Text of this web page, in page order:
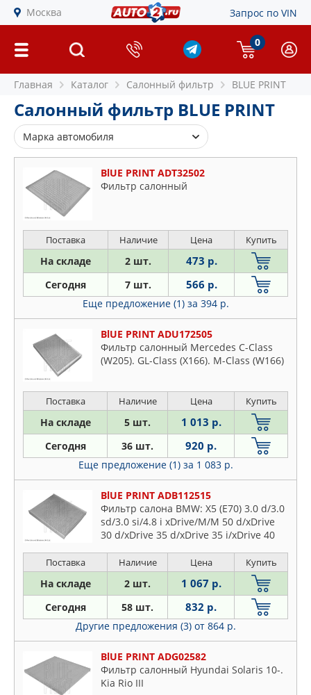
Москва Запрос по VIN
0
Главная Каталог Салонный фильтр BLUE PRINT
Салонный фильтр BLUE PRINT
Марка автомобиля
Alfa Romeo
Audi
BMW
Cadillac
Chevrolet
Chrysler
Citroen
Daewoo
Dodge
Fiat
Hummer
Hyundai
Infiniti
Jaguar
Jeep
KIA
Lancia
Land Rover
Lexus
Mazda
Mercedes
Mitsubishi
Peugeot
Porsche
BlUE PRINT ADT32502
Фильтр салонный
Поставка Наличие Цена Купить
На складе 2 шт. 473 р.
Сегодня 7 шт. 566 р.
Еще предложение (1) за 394 р.
BlUE PRINT ADU172505
Фильтр салонный Mercedes C-Class
(W205). GL-Class (X166). M-Class (W166)
Поставка Наличие Цена Купить
На складе 5 шт. 1 013 р.
Сегодня 36 шт. 920 р.
Еще предложение (1) за 1 083 р.
BlUE PRINT ADB112515
Фильтр салона BMW: X5 (E70) 3.0 d/3.0
sd/3.0 si/4.8 i xDrive/M/M 50 d/xDrive
30 d/xDrive 35 d/xDrive 35 i/xDrive 40
d/sDr
Поставка Наличие Цена Купить
На складе 2 шт. 1 067 р.
Сегодня 58 шт. 832 р.
Другие предложения (3) от 864 р.
BlUE PRINT ADG02582
Фильтр салонный Hyundai Solaris 10-.
Kia Rio III